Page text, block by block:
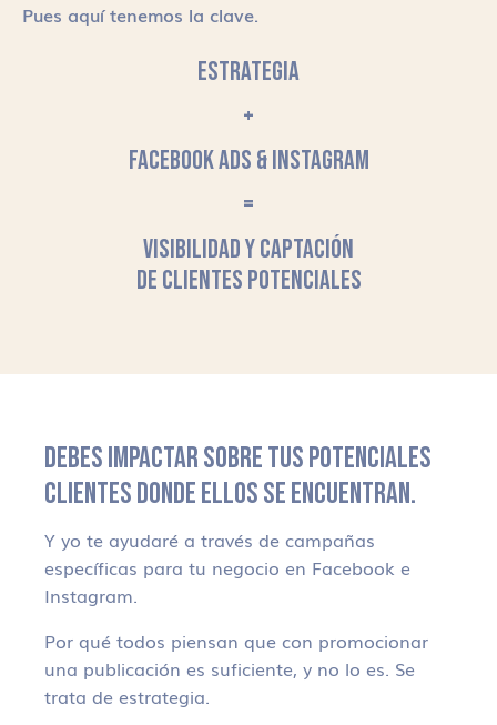
Pues aquí tenemos la clave.
ESTRATEGIA
+
FACEBOOK ADS & INSTAGRAM
=
VISIBILIDAD Y CAPTACIÓN
DE CLIENTES POTENCIALES
DEBES IMPACTAR SOBRE TUS POTENCIALES
CLIENTES DONDE ELLOS SE ENCUENTRAN.
Y yo te ayudaré a través de campañas
específicas para tu negocio en Facebook e
Instagram.
Por qué todos piensan que con promocionar
una publicación es suficiente, y no lo es. Se
trata de estrategia.